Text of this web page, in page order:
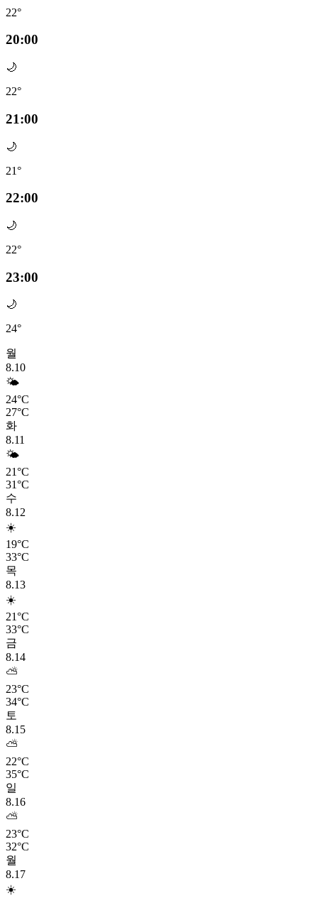
22°
20:00
🌙
22°
21:00
🌙
21°
22:00
🌙
22°
23:00
🌙
24°
월
8.10
🌤️
24°C
27°C
화
8.11
🌤️
21°C
31°C
수
8.12
☀️
19°C
33°C
목
8.13
☀️
21°C
33°C
금
8.14
⛅
23°C
34°C
토
8.15
⛅
22°C
35°C
일
8.16
⛅
23°C
32°C
월
8.17
☀️